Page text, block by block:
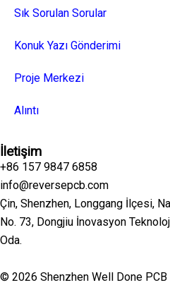
Sık Sorulan Sorular
Konuk Yazı Gönderimi
Proje Merkezi
Alıntı
İletişim
+86 157 9847 6858
info@reversepcb.com
Çin, Shenzhen, Longgang İlçesi,
No. 73, Dongjiu İnovasyon
Oda.
© 2026 Shenzhen Well Done